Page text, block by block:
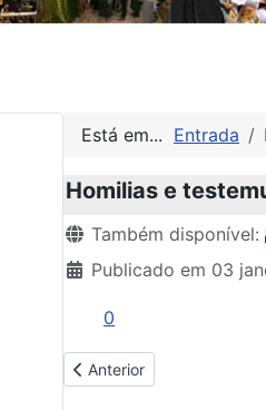
Está em... Entrada
Homilias e
Detalhes
Também disponível:
Publicado em 03
0
Artigo anterior:
Anterior